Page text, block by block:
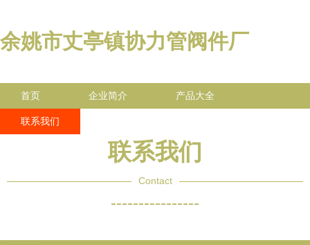
余姚市丈亭镇协力管阀件厂
首页 企业简介 产品大全
联系我们
联系我们
Contact
----------------